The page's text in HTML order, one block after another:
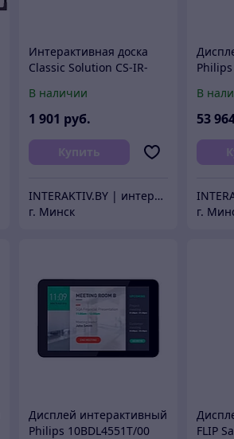
Интерактивная доска
Classic Solution CS-IR-
В наличии
1 901 руб.
Купить
INTERAKTIV.BY | интерактивное оборудование
г. Минск
Philips
В
53
г.
Дисплей интерактивный
Philips 10BDL4551T/00
FLIP